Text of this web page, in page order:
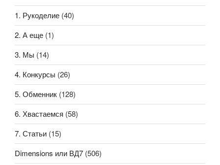
1. Рукоделие (40)
2. А еще (1)
3. Мы (14)
4. Конкурсы (26)
5. Обменник (128)
6. Хвастаемся (58)
7. Статьи (15)
Dimensions или ВД7 (506)